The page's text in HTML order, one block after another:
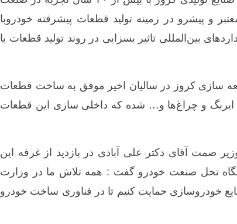
و پیشرو در زمینه تولید قطعات پیشرفته خودروبا
بین‌المللی تاثیر بسزایی در روند تولید قطعات با
سازی کروز در سالیان اخیر موفق به ساخت قطعات
ایربگ و چراغ‌ها و… شده که داخلی سازی این قطعات
صمت آقای دکتر علی آبادی در بازدید از غرفه این
تحل صنعت خودرو گفت : همه تلاش ما در وزارت
خودروسازی حمایت کنیم تا در فناوری ساخت خودرو